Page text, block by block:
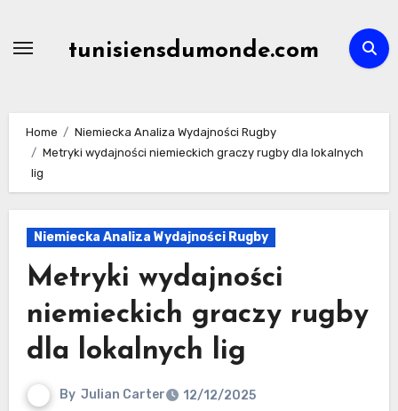
tunisiensdumonde.com
Home
Niemiecka Analiza Wydajności Rugby
Metryki wydajności niemieckich graczy rugby dla lokalnych
lig
Niemiecka Analiza Wydajności Rugby
Metryki wydajności
niemieckich graczy rugby
dla lokalnych lig
By Julian Carter 12/12/2025